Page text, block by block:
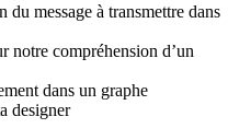
message à transmettre dans
notre compréhension d’un
dans un graphe
designer